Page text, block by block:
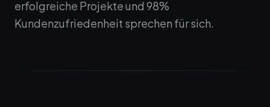
erfolgreiche Projekte und 98%
Kundenzufriedenheit sprechen für sich.